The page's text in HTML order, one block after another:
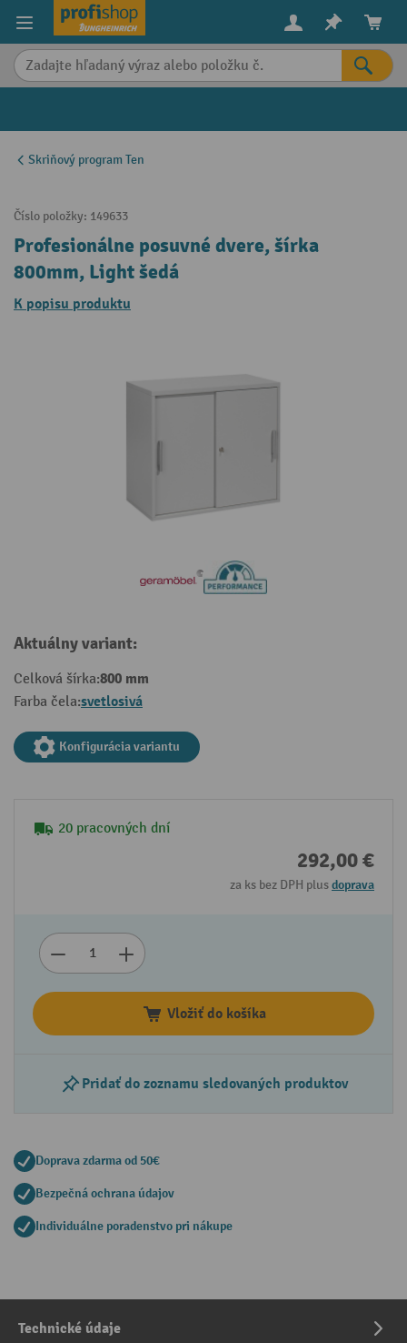
content
Skriňový program Ten
Číslo položky: 149633
Profesionálne posuvné dvere, šírka
800mm, Light šedá
K popisu produktu
Aktuálny variant:
Celková šírka:800 mm
Farba čela:svetlosivá
Konfigurácia variantu
20 pracovných dní
292,00 €
za ks bez DPH plusdoprava
Vložiť do košíka
Pridať do zoznamu sledovaných produktov
Doprava zdarma od 50€
Bezpečná ochrana údajov
Individuálne poradenstvo pri nákupe
Technické údaje